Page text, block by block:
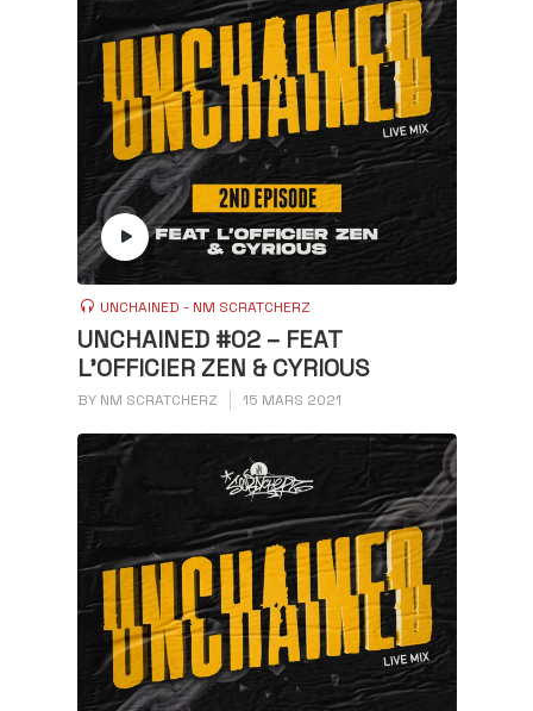
UNCHAINED - NM SCRATCHERZ
UNCHAINED #02 – FEAT
L’OFFICIER ZEN & CYRIOUS
BY NM SCRATCHERZ 15 MARS 2021